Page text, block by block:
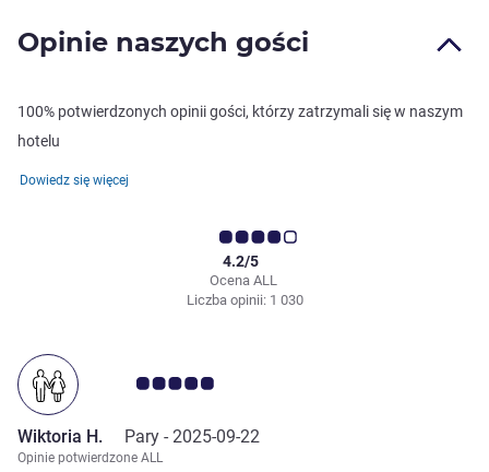
Opinie naszych gości
100% potwierdzonych opinii gości, którzy zatrzymali się w naszym
hotelu
Dowiedz się więcej
Ocena ALL
4.2/5
Liczba opinii: 1 030
Ocena klientów 5.0/5
Wiktoria H. Pary - 2025-09-22
Opinie potwierdzone ALL